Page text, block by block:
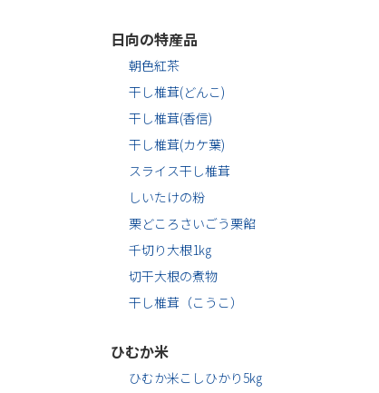
日向の特産品
朝色紅茶
干し椎茸(どんこ)
干し椎茸(香信)
干し椎茸(カケ葉)
スライス干し椎茸
しいたけの粉
栗どころさいごう栗餡
千切り大根1㎏
切干大根の煮物
干し椎茸（こうこ）
ひむか米
ひむか米こしひかり5㎏